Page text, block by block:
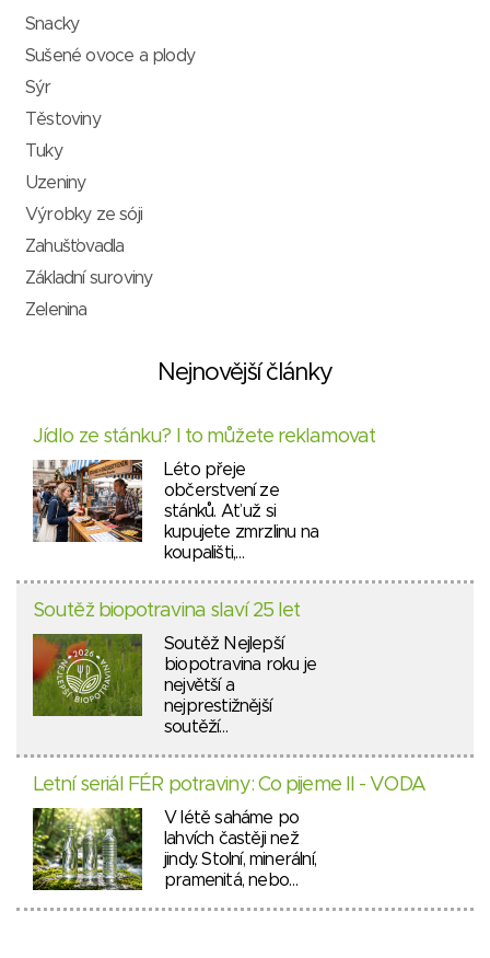
Snacky
Sušené ovoce a plody
Sýr
Těstoviny
Tuky
Uzeniny
Výrobky ze sóji
Zahušťovadla
Základní suroviny
Zelenina
Nejnovější články
Jídlo ze stánku? I to můžete reklamovat
Léto přeje
občerstvení ze
stánků. Ať už si
kupujete zmrzlinu na
koupališti,…
Soutěž biopotravina slaví 25 let
Soutěž Nejlepší
biopotravina roku je
největší a
nejprestižnější
soutěží…
Letní seriál FÉR potraviny: Co pijeme II - VODA
V létě saháme po
lahvích častěji než
jindy. Stolní, minerální,
pramenitá, nebo…